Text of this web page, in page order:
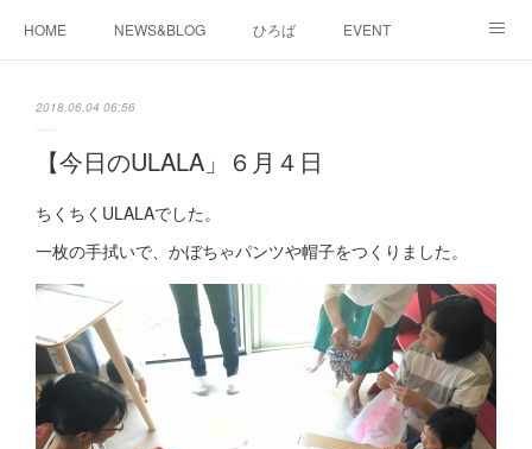
HOME NEWS&BLOG ひろば EVENT
2018.06.04 06:56
【今日のULALA」６月４日
ちくちくULALAでした。
一枚の手拭いで、かぼちゃパンツや帽子をつくりました。